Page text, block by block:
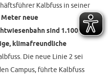
Kalbfuss in seiner
Meter neue
sind 1.100
klimafreundliche
Die neue Linie 2 sei
Campus, führte Kalbfuss